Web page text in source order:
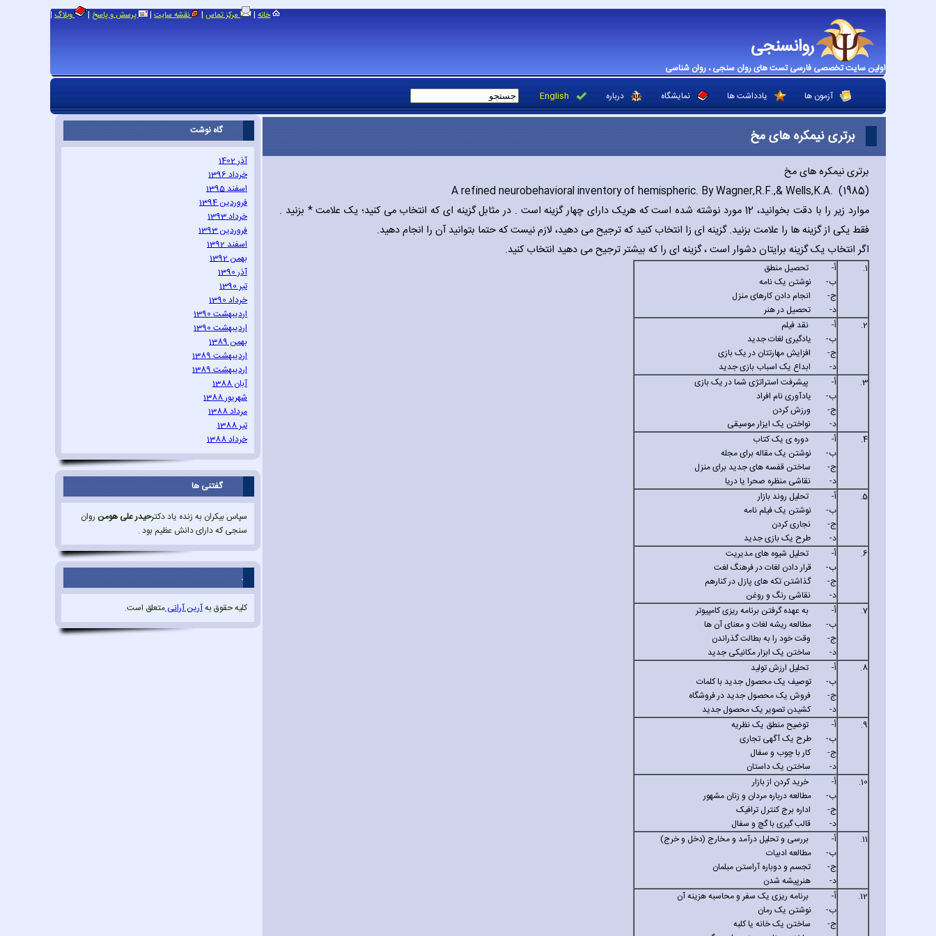
روانسنجی
اولین سایت تخصصی فارسی تست های روان سنجی ، روان شناسی
خانه | مرکز تماس | نقشه سایت | پرسش و پاسخ | وبلاگ |
آزمون ها یادداشت ها نمایشگاه درباره English
برتری نیمکره های مخ
برتری نیمکره های مخ
A refined neurobehavioral inventory of hemispheric. By Wagner‚R.F.‚& Wells‚K.A. (1985)
موارد زیر را با دقت بخوانید، 12 مورد نوشته شده است که هریک دارای چهار گزینه است . در مثابل گزینه ای که انتخاب می کنید؛ یک علامت * بزنید .
فقط یکی از گزینه ها را علامت بزنید. گزینه ای زا انتخاب کنید که ترجیح می دهید، لازم نیست که حتما بتوانید آن را انجام دهید.
اگر انتخاب یک گزینه برایتان دشوار است ، گزینه ای را که بیشتر ترجیح می دهید انتخاب کنید.
1. ‌أ-
تحصیل منطق
‌ب-
نوشتن یک نامه
‌ج-
انجام دادن کارهای منزل
‌د-
تحصیل در هنر
2.
‌أ-
نقد فیلم
‌ب-
یادگیری لغات جدید
‌ج-
افزایش مهارتتان در یک بازی
‌د-
ابداع یک اسباب بازی جدید
3.
‌أ-
پیشرفت استراتژی شما در یک بازی
‌ب-
یادآوری نام افراد
‌ج-
ورزش کردن
‌د-
نواختن یک ایزار موسیقی
4.
‌أ-
دوره ی یک کتاب
‌ب-
نوشتن یک مقاله برای مجله
‌ج-
ساختن قفسه های جدید برای منزل
‌د-
نقاشی منظره صحرا یا دریا
5.
‌أ-
تحلیل روند بازار
‌ب-
نوشتن یک فیلم نامه
‌ج-
نجاری کردن
‌د-
طرح یک بازی جدید
6.
‌أ-
تحلیل شیوه های مدیریت
‌ب-
قرار دادن لغات در فرهنگ لغت
‌ج-
گذاشتن تکه های پازل در کنارهم
‌د-
نقاشی رنگ و روغن
7.
‌أ-
به عهده گرفتن برنامه ریزی کامپیوتر
‌ب-
مطالعه ریشه لغات و معنای آن ها
‌ج-
وقت خود را به بطالت گذراندن
‌د-
ساختن یک ابزار مکانیکی جدید
8.
‌أ-
تحلیل ارزش تولید
‌ب-
توصیف یک محصول جدید با کلمات
‌ج-
فروش یک محصول جدید در فروشگاه
‌د-
کشیدن تصویر یک محصول جدید
9.
‌أ-
توضیح منطق یک نظریه
‌ب-
طرح یک آگهی تجاری
‌ج-
کار با چوب و سفال
‌د-
ساختن یک داستان
10.
‌أ-
خرید کردن از بازار
‌ب-
مطالعه درباره مردان و زنان مشهور
‌ج-
اداره برج کنترل ترافیک
‌د-
قالب گیری با گچ و سفال
11.
‌أ-
بررسی و تحلیل درآمد و مخارج (دخل و خرج)
‌ب-
مطالعه ادبیات
‌ج-
تجسم و دوباره آراستن مبلمان
‌د-
هنرپیشه شدن
12.
‌أ-
برنامه ریزی یک سفر و محاسبه هزینه آن
‌ب-
نوشتن یک رمان
‌ج-
ساختن یک خانه یا کلبه
گاه نوشت
آذر 1402
خرداد 1396
اسفند 1395
فروردین 1394
خرداد 1393
فروردین 1393
اسفند 1392
بهمن 1392
آذر 1390
تیر 1390
خرداد 1390
اردیبهشت 1390
اردیبهشت 1390
بهمن 1389
اردیبهشت 1389
اردیبهشت 1389
آبان 1388
شهریور 1388
مرداد 1388
تیر 1388
خرداد 1388
گفتنی ها
سپاس بیکران به زنده یاد دکترحیدر علی هومن روان
سنجی که دارای دانش عظیم بود .
.
کلیه حقوق بهآرین آرانیمتعلق است.